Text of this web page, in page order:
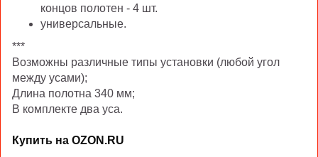
концов полотен - 4 шт.
универсальные.
***
Возможны различные типы установки (любой угол
между усами);
Длина полотна 340 мм;
В комплекте два уса.
Купить на OZON.RU